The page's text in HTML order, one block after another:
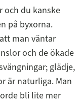
och du kanske
på byxorna.
man väntar
och de ökade
glädje,
är naturliga. Man
bli lite mer